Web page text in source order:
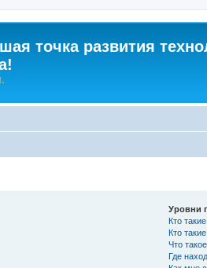
точка развития
Уровни
Кто
Кто
Что
Где